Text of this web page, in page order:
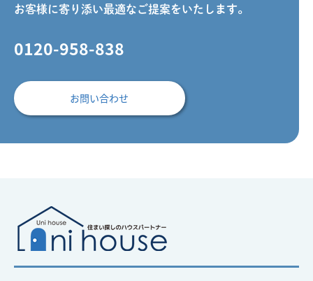
お客様に寄り添い最適なご提案をいたします。
0120-958-838
お問い合わせ